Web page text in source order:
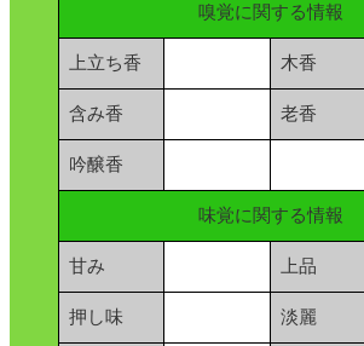
嗅覚に関する情報
上立ち香 木香
含み香 老香
吟醸香
味覚に関する情報
甘み 上品
押し味 淡麗